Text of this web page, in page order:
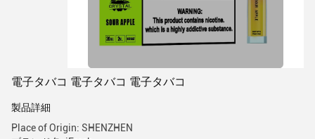
電子タバコ 電子タバコ 電子タバコ
製品詳細
Place of Origin: SHENZHEN